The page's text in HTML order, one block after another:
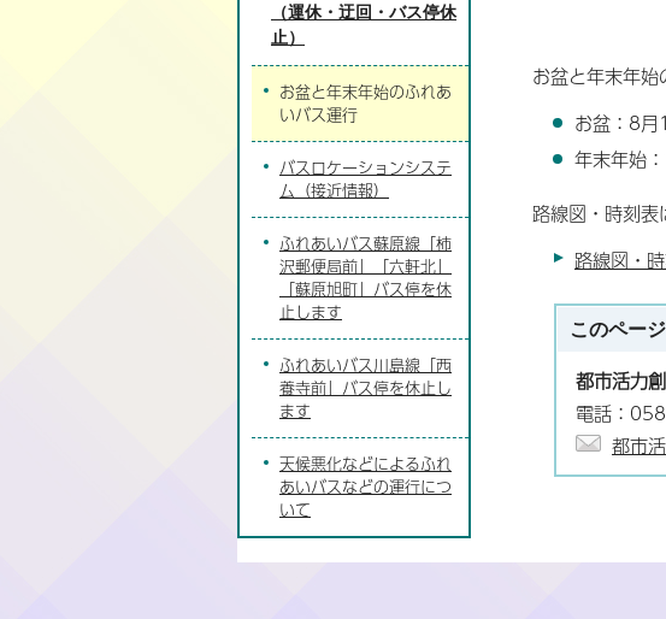
お盆と年末年始
お盆：8
年末年始
路線図・時刻表
路線図・
このペー
都市活力
電話：
都市
（運休・迂回・バス停休
止）
お盆と年末年始のふれあ
いバス運行
バスロケーションシステ
ム（接近情報）
ふれあいバス蘇原線「柿
沢郵便局前」「六軒北」
「蘇原旭町」バス停を休
止します
ふれあいバス川島線「西
養寺前」バス停を休止し
ます
天候悪化などによるふれ
あいバスなどの運行につ
いて